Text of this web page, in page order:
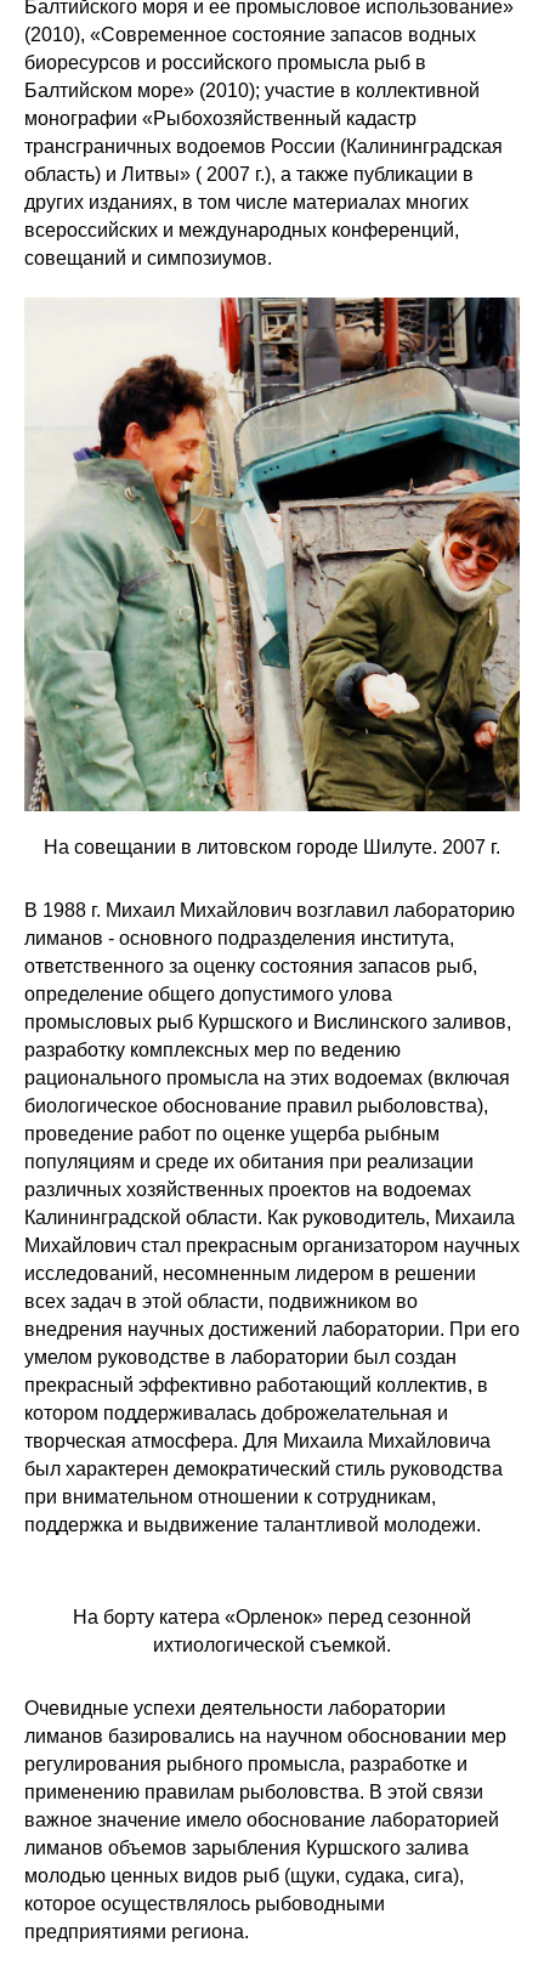
Балтийского моря и ее промысловое использование»
(2010), «Современное состояние запасов водных
биоресурсов и российского промысла рыб в
Балтийском море» (2010); участие в коллективной
монографии «Рыбохозяйственный кадастр
трансграничных водоемов России (Калининградская
область) и Литвы» ( 2007 г.), а также публикации в
других изданиях, в том числе материалах многих
всероссийских и международных конференций,
совещаний и симпозиумов.
На совещании в литовском городе Шилуте. 2007 г.
В 1988 г. Михаил Михайлович возглавил лабораторию
лиманов - основного подразделения института,
ответственного за оценку состояния запасов рыб,
определение общего допустимого улова
промысловых рыб Куршского и Вислинского заливов,
разработку комплексных мер по ведению
рационального промысла на этих водоемах (включая
биологическое обоснование правил рыболовства),
проведение работ по оценке ущерба рыбным
популяциям и среде их обитания при реализации
различных хозяйственных проектов на водоемах
Калининградской области. Как руководитель, Михаила
Михайлович стал прекрасным организатором научных
исследований, несомненным лидером в решении
всех задач в этой области, подвижником во
внедрения научных достижений лаборатории. При его
умелом руководстве в лаборатории был создан
прекрасный эффективно работающий коллектив, в
котором поддерживалась доброжелательная и
творческая атмосфера. Для Михаила Михайловича
был характерен демократический стиль руководства
при внимательном отношении к сотрудникам,
поддержка и выдвижение талантливой молодежи.
На борту катера «Орленок» перед сезонной
ихтиологической съемкой.
Очевидные успехи деятельности лаборатории
лиманов базировались на научном обосновании мер
регулирования рыбного промысла, разработке и
применению правилам рыболовства. В этой связи
важное значение имело обоснование лабораторией
лиманов объемов зарыбления Куршского залива
молодью ценных видов рыб (щуки, судака, сига),
которое осуществлялось рыбоводными
предприятиями региона.